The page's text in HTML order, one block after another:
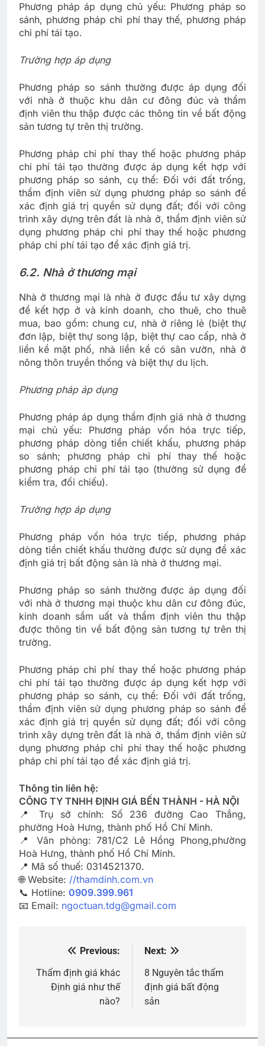
Phương pháp áp dụng chủ yếu: Phương pháp so
sánh, phương pháp chi phí thay thế, phương pháp
chi phí tái tạo.
Trường hợp áp dụng
Phương pháp so sánh thường được áp dụng đối
với nhà ở thuộc khu dân cư đông đúc và thẩm
định viên thu thập được các thông tin về bất động
sản tương tự trên thị trường.
Phương pháp chi phí thay thế hoặc phương pháp
chi phí tái tạo thường được áp dụng kết hợp với
phương pháp so sánh, cụ thể: Đối với đất trống,
thẩm định viên sử dụng phương pháp so sánh để
xác định giá trị quyền sử dụng đất; đối với công
trình xây dựng trên đất là nhà ở, thẩm định viên sử
dụng phương pháp chi phí thay thế hoặc phương
pháp chi phí tái tạo để xác định giá trị.
6.2. Nhà ở thương mại
Nhà ở thương mại là nhà ở được đầu tư xây dựng
để kết hợp ở và kinh doanh, cho thuê, cho thuê
mua, bao gồm: chung cư, nhà ở riêng lẻ (biệt thự
đơn lập, biệt thự song lập, biệt thự cao cấp, nhà ở
liền kề mặt phố, nhà liền kề có sân vườn, nhà ở
nông thôn truyền thống và biệt thự du lịch.
Phương pháp áp dụng
Phương pháp áp dụng thẩm định giá nhà ở thương
mại chủ yếu: Phương pháp vốn hóa trực tiếp,
phương pháp dòng tiền chiết khấu, phương pháp
so sánh; phương pháp chi phí thay thế hoặc
phương pháp chi phí tái tạo (thường sử dụng để
kiểm tra, đối chiếu).
Trường hợp áp dụng
Phương pháp vốn hóa trực tiếp, phương pháp
dòng tiền chiết khấu thường được sử dụng để xác
định giá trị bất động sản là nhà ở thương mại.
Phương pháp so sánh thường được áp dụng đối
với nhà ở thương mại thuộc khu dân cư đông đúc,
kinh doanh sầm uất và thẩm định viên thu thập
được thông tin về bất động sản tương tự trên thị
trường.
Phương pháp chi phí thay thế hoặc phương pháp
chi phí tái tạo thường được áp dụng kết hợp với
phương pháp so sánh, cụ thể: Đối với đất trống,
thẩm định viên sử dụng phương pháp so sánh để
xác định giá trị quyền sử dụng đất; đối với công
trình xây dựng trên đất là nhà ở, thẩm định viên sử
dụng phương pháp chi phí thay thế hoặc phương
pháp chi phí tái tạo để xác định giá trị.
Thông tin liên hệ:
CÔNG TY TNHH ĐỊNH GIÁ BẾN THÀNH - HÀ NỘI
📍 Trụ sở chính: Số 236 đường Cao Thắng,
phường Hoà Hưng, thành phố Hồ Chí Minh.
📍 Văn phòng: 781/C2 Lê Hồng Phong,phường
Hoà Hưng, thành phố Hồ Chí Minh.
📍 Mã số thuế: 0314521370.
🌐 Website: //thamdinh.com.vn
📞 Hotline: 0909.399.961
📧 Email: ngoctuan.tdg@gmail.com
hướng
Previous:
Thẩm định giá khác
Định giá như thế
nào?
Next:
8 Nguyên tắc thẩm
định giá bất động
sản